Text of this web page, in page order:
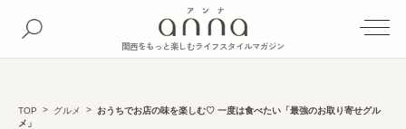
関西をもっと楽しむライフスタイルマガジン
TOP グルメ
おうちでお店の味を楽しむ♡ 一度は食べたい「最強のお取り寄せグル
メ」